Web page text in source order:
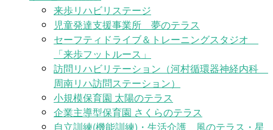
来歩リハビリステージ
児童発達支援事業所 夢のテラス
セーフティドライブ＆トレーニングスタジオ
「来歩フットルース」
訪問リハビリテーション（河村循環器神経内科
周南リハ訪問ステーション）
小規模保育園 太陽のテラス
企業主導型保育園 さくらのテラス
自立訓練(機能訓練)・生活介護 風のテラス・星